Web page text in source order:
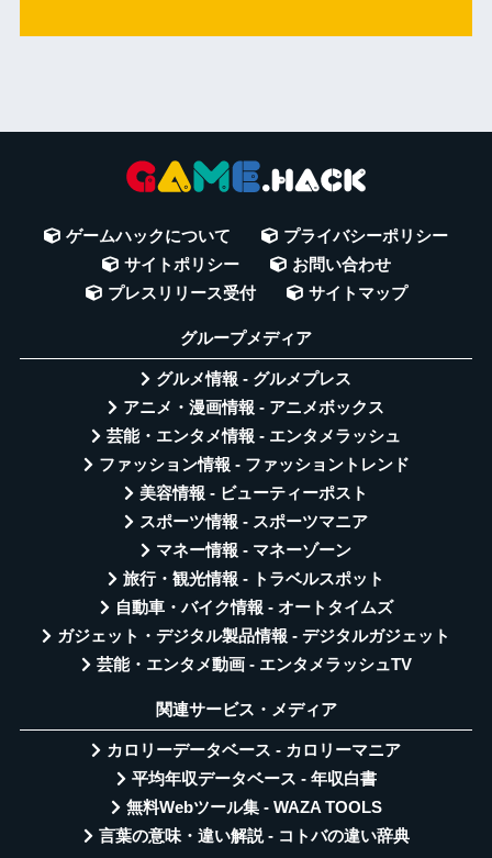
ゲームハックについて
プライバシーポリシー
サイトポリシー
お問い合わせ
プレスリリース受付
サイトマップ
グループメディア
グルメ情報 - グルメプレス
アニメ・漫画情報 - アニメボックス
芸能・エンタメ情報 - エンタメラッシュ
ファッション情報 - ファッショントレンド
美容情報 - ビューティーポスト
スポーツ情報 - スポーツマニア
マネー情報 - マネーゾーン
旅行・観光情報 - トラベルスポット
自動車・バイク情報 - オートタイムズ
ガジェット・デジタル製品情報 - デジタルガジェット
芸能・エンタメ動画 - エンタメラッシュTV
関連サービス・メディア
カロリーデータベース - カロリーマニア
平均年収データベース - 年収白書
無料Webツール集 - WAZA TOOLS
言葉の意味・違い解説 - コトバの違い辞典